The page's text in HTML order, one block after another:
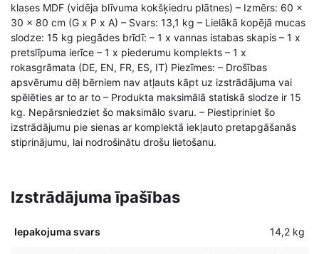
klases MDF (vidēja blīvuma kokšķiedru plātnes) – Izmērs: 60 x
30 x 80 cm (G x P x A) – Svars: 13,1 kg – Lielākā kopējā mucas
slodze: 15 kg piegādes brīdī: – 1 x vannas istabas skapis – 1 x
pretslīpuma ierīce – 1 x piederumu komplekts – 1 x
rokasgrāmata (DE, EN, FR, ES, IT) Piezīmes: – Drošības
apsvērumu dēļ bērniem nav atļauts kāpt uz izstrādājuma vai
spēlēties ar to ar to – Produkta maksimālā statiskā slodze ir 15
kg. Nepārsniedziet šo maksimālo svaru. – Piestipriniet šo
izstrādājumu pie sienas ar komplektā iekļauto pretapgāšanās
stiprinājumu, lai nodrošinātu drošu lietošanu.
Izstrādājuma īpašības
Iepakojuma svars 14,2 kg